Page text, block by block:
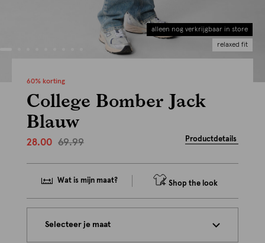
alleen nog verkrijgbaar in store
relaxed fit
60% korting
College Bomber Jack
Blauw
28.00 69.99 Productdetails
Wat is mijn maat? Shop the look
Selecteer je maat